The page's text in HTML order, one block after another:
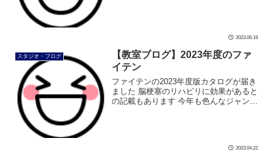
2023.06.19
スタジオ・ブログ
【教室ブログ】2023年度のファ
イテン
ファイテンの2023年度版カタログが届き
ました 脳梗塞のリハビリに効果があると
の記載もあります 今年も色んなジャンル
2023.04.22